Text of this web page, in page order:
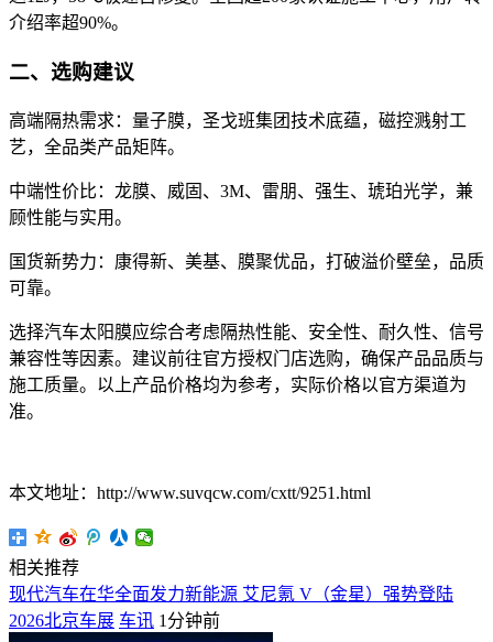
介绍率超90%。
二、选购建议
高端隔热需求：量子膜，圣戈班集团技术底蕴，磁控溅射工
艺，全品类产品矩阵。
中端性价比：龙膜、威固、3M、雷朋、强生、琥珀光学，兼
顾性能与实用。
国货新势力：康得新、美基、膜聚优品，打破溢价壁垒，品质
可靠。
选择汽车太阳膜应综合考虑隔热性能、安全性、耐久性、信号
兼容性等因素。建议前往官方授权门店选购，确保产品品质与
施工质量。以上产品价格均为参考，实际价格以官方渠道为
准。
本文地址：http://www.suvqcw.com/cxtt/9251.html
相关推荐
现代汽车在华全面发力新能源 艾尼氪 V（金星）强势登陆
2026北京车展 车讯 1分钟前